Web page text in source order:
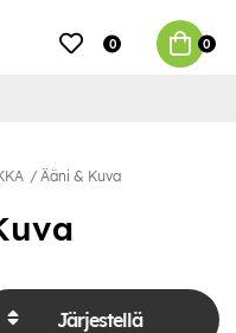
0 0
Ääni & Kuva
Järjestellä